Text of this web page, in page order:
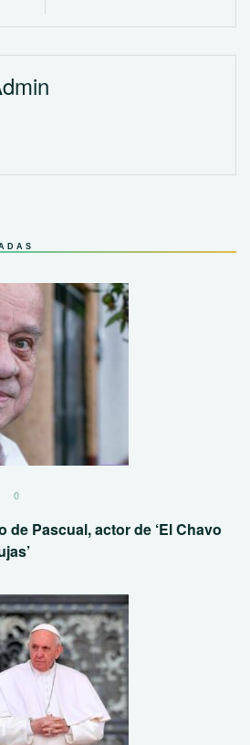
0
de Pascual, actor de ‘El Chavo